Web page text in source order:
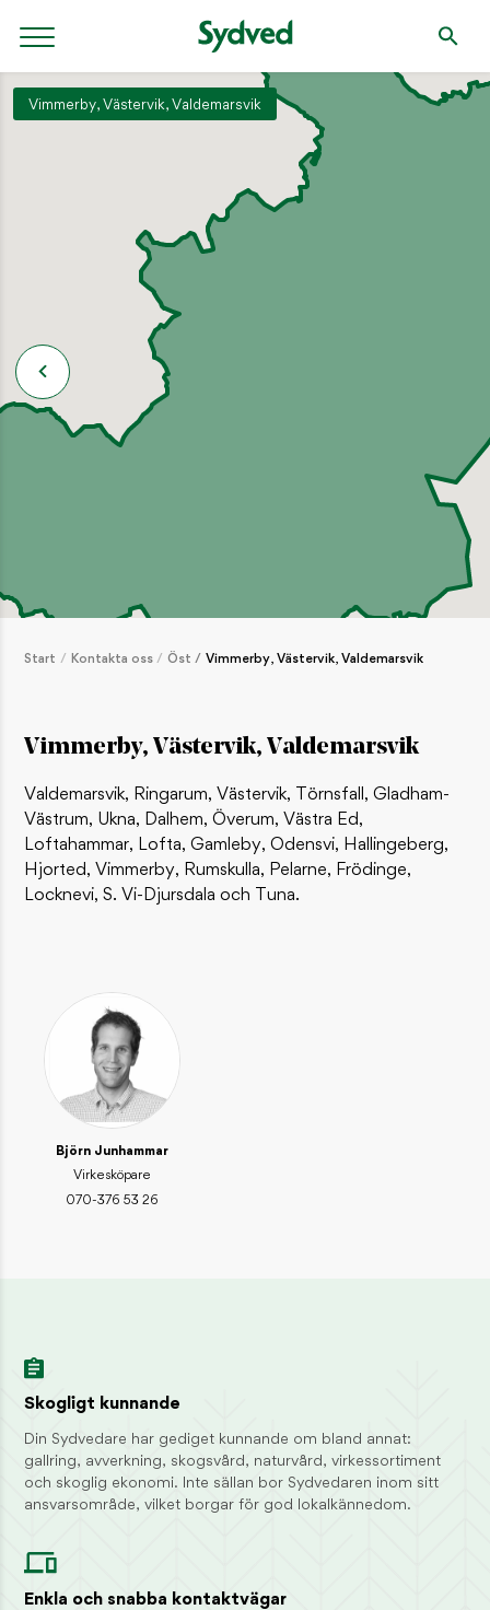
Söket börjar efter tre tecken.
NYLIGEN PUBLICERAT
2 september: Klippdag i Tjugby, Ödeshög
SKOGSDAGAR / VÄLKOMMEN TILL SYDVEDS SKOGSDAGAR!
Håll koll på brandrisken!
AKTUELLT / SENASTE NYTT
Upparbetningen efter stormen Dave startade snabbt
Så bygger du en traditionell gärdsgård
INSPIRATION / HEM OCH LANTLIV
Bygg ett enkelt jakttorn
INSPIRATION / JAKT OCH FRILUFTSLIV
Skogsmyran – lever i solfångande stackar
INSPIRATION / DJUR OCH NATUR
Skogsharen – skogens sprinter
INSPIRATION / DJUR OCH NATUR
KONTAKT
fakturor@sydved.se
E-faktura: GLN 7365561710816
Sydved AB, 556171-0814
Vimmerby, Västervik, Valdemarsvik
Start Kontakta oss Öst Vimmerby, Västervik, Valdemarsvik
Vimmerby, Västervik, Valdemarsvik
Valdemarsvik, Ringarum, Västervik, Törnsfall, Gladham-
Västrum, Ukna, Dalhem, Överum, Västra Ed,
Loftahammar, Lofta, Gamleby, Odensvi, Hallingeberg,
Hjorted, Vimmerby, Rumskulla, Pelarne, Frödinge,
Locknevi, S. Vi-Djursdala och Tuna.
Björn Junhammar
Virkesköpare
070-376 53 26
Skogligt kunnande
Din Sydvedare har gediget kunnande om bland annat:
gallring, avverkning, skogsvård, naturvård, virkessortiment
och skoglig ekonomi. Inte sällan bor Sydvedaren inom sitt
ansvarsområde, vilket borgar för god lokalkännedom.
Enkla och snabba kontaktvägar